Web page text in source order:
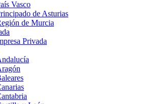
Vasco
de Asturias
de Murcia
Privada